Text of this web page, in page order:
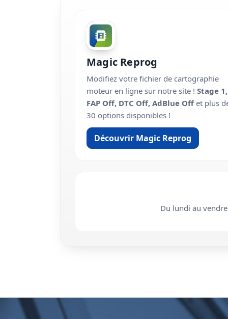
Magic Reprog
Modifiez votre fichier de cartographie
moteur en ligne sur notre site ! Stage 1,
FAP Off, DTC Off, AdBlue Off et plus
30 options disponibles !
Découvrir Magic Reprog
Du lundi au